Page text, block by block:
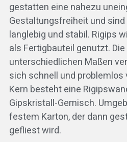
gestatten eine nahezu
Gestaltungsfreiheit und
langlebig und stabil. Rigips
als Fertigbauteil genutzt.
unterschiedlichen Maßen
sich schnell und problemlos
Kern besteht eine
Gipskristall-Gemisch.
festem Karton, der dann
gefliest wird.